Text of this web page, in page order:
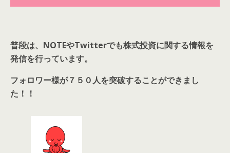
普段は、NOTEやTwitterでも株式投資に関する情報を
発信を行っています。
フォロワー様が７５０人を突破することができまし
た！！